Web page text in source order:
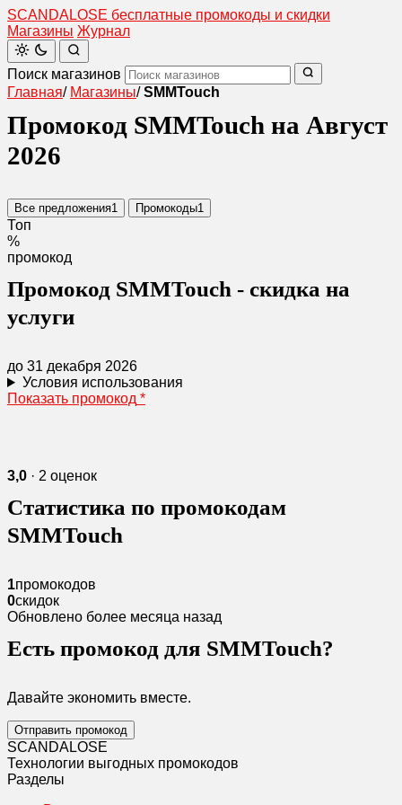
SCANDALOSE бесплатные промокоды и скидки
Магазины Журнал
Поиск магазинов
Главная/ Магазины/ SMMTouch
Промокод SMMTouch на Август
2026
Все предложения1 Промокоды1
Топ
%
промокод
Промокод SMMTouch - скидка на
услуги
до 31 декабря 2026
Условия использования
Показать промокод *
3,0 · 2 оценок
Статистика по промокодам
SMMTouch
1промокодов
0скидок
Обновлено более месяца назад
Есть промокод для SMMTouch?
Давайте экономить вместе.
Отправить промокод
SCANDALOSE
Технологии выгодных промокодов
Разделы